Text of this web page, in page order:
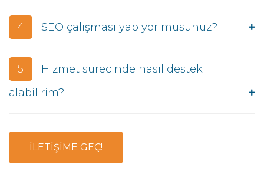
4 SEO çalışması yapıyor musunuz?
5
Hizmet sürecinde nasıl destek
alabilirim?
İLETİŞİME GEÇ!